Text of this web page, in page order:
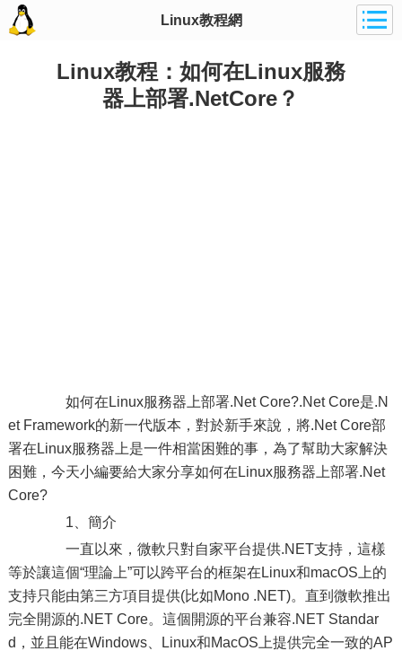
Linux教程網
Linux教程：如何在Linux服務
器上部署.NetCore？
如何在Linux服務器上部署.Net Core?.Net Core是.N
et Framework的新一代版本，對於新手來說，將.Net Core部
署在Linux服務器上是一件相當困難的事，為了幫助大家解決
困難，今天小編要給大家分享如何在Linux服務器上部署.Net
Core?
1、簡介
一直以來，微軟只對自家平台提供.NET支持，這樣
等於讓這個“理論上”可以跨平台的框架在Linux和macOS上的
支持只能由第三方項目提供(比如Mono .NET)。直到微軟推出
完全開源的.NET Core。這個開源的平台兼容.NET Standar
d，並且能在Windows、Linux和MacOS上提供完全一致的AP